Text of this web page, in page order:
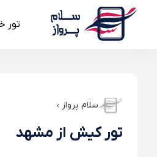
تور
سلام پرواز
تور کیش از مشهد